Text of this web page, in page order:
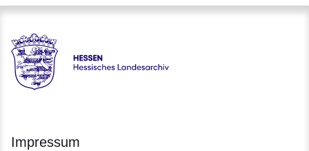
Hessen - Hessisches Landesarchiv
Impressum